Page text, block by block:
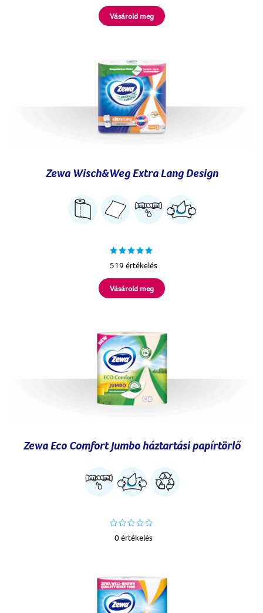
Vásárold meg
Zewa Wisch&Weg Extra Lang Design
519 értékelés
Vásárold meg
Zewa Eco Comfort Jumbo háztartási papírtörlő
0 értékelés